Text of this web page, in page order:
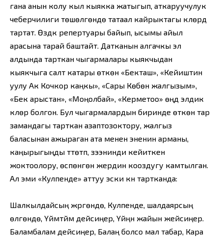
гана анын колу кыл кыякка жатыгып, аткаруучулук
чеберчилиги төшөлгөндө татаал кайрыктагы күүлөрдү
тартат. Өздүк репертуары байып, ысымы айыл
арасына тарай баштайт. Датканын алгачкы эл
алдында тарткан чыгармалары кыякчыдан
кыякчыга салт катары өткөн «Бекташ», «Кейиштин
уулу Ак Кочкор каңкы», «Сары Көбөн жалгызым»,
«Бек арыстан», «Моңолбай», «Керметоо» өңдүү элдик
күүлөр болгон. Бул чыгармалардын биринде өткөн тар
замандагы тарткан азаптозоктору, жалгыз
баласынан ажыраган ата менен эненин арманы,
каңырыгыңды түтөтүп, зээнинди кейиткен
жоктоолору, өсүпөнгөн жердин кооздугу камтылган.
Ал эми «Кулпенде» аттуу эски күүнү тартканда:
Шалкылдайсың жүргөндө, Кулпенде, шалдаярсың
өлгөндө, Үйүмтүйүм дейсиңер, Үйүңүн жайын жейсиңер.
Баламбалам дейсиңер, Балаң болсо мал табар, Кара